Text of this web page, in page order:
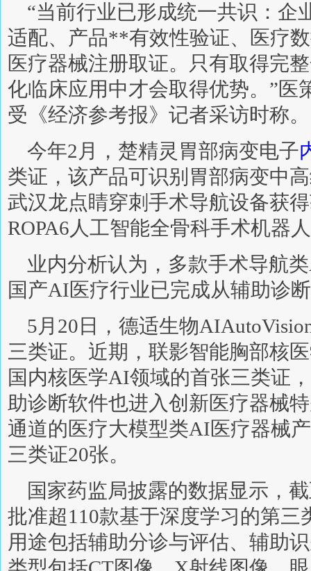
“当前行业已形成统一共识：企
适配、产品**有效性验证、医疗
医疗器械注册取证。只有取得完
化临床应用中才会取得优势。”医
受《经济参考报》记者采访时称。
今年2月，楚精灵胃部病变电子
类证，该产品可识别胃部病变中
武汉龙点睛穿刺手术导航设备获
ROPA6人工智能全骨科手术机器
业内分析认为，多款手术导航
国产AI医疗行业已完成从辅助诊
5月20日，德适生物
三类证。近期，联影智能胸部核
国内核医学AI领域的首张三类证
助诊断软件也进入创新医疗器械
通道的医疗大模型类AI医疗器械
三类证20张。
国家药监局披露的数据显示，
批准超110款基于深度学习的第
用途包括辅助分诊与评估、辅助